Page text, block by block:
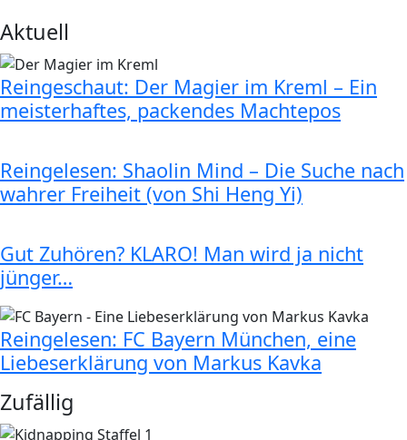
Aktuell
Reingeschaut: Der Magier im Kreml – Ein
meisterhaftes, packendes Machtepos
Reingelesen: Shaolin Mind – Die Suche nach
wahrer Freiheit (von Shi Heng Yi)
Gut Zuhören? KLARO! Man wird ja nicht
jünger…
Reingelesen: FC Bayern München, eine
Liebeserklärung von Markus Kavka
Zufällig